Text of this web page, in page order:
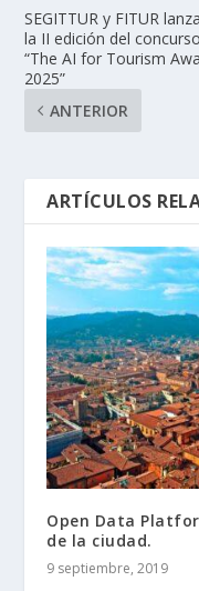
SEGITTUR y FITUR
la II edición del concurso
“The AI for Tourism
2025”
ANTERIOR
ARTÍCULOS
Open Data
de la ciudad.
9 septiembre, 2019